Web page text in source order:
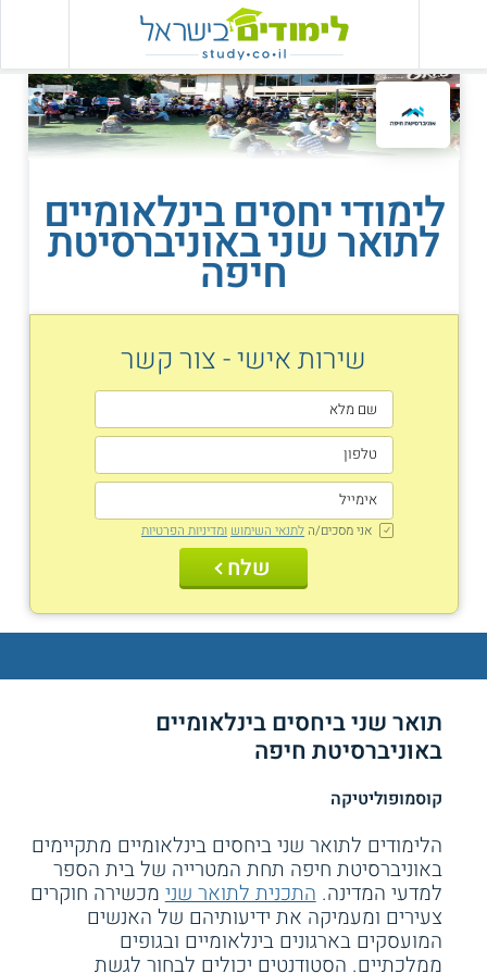
לימודי יחסים בינלאומיים
לתואר שני באוניברסיטת
חיפה
שירות אישי - צור קשר
אני מסכים/ה לתנאי השימוש ומדיניות הפרטיות
שלח
תואר שני ביחסים בינלאומיים
באוניברסיטת חיפה
קוסמופוליטיקה
הלימודים לתואר שני ביחסים בינלאומיים מתקיימים
באוניברסיטת חיפה תחת המטרייה של בית הספר
למדעי המדינה.התכנית לתואר שנימכשירה חוקרים
צעירים ומעמיקה את ידיעותיהם של האנשים
המועסקים בארגונים בינלאומיים ובגופים
ממלכתיים. הסטודנטים יכולים לבחור לגשת